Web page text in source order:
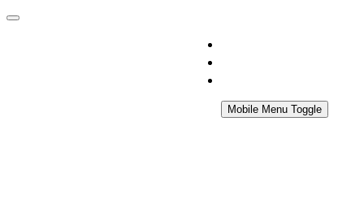
Mobile Menu Toggle